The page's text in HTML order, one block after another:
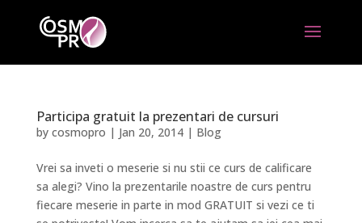
Participa gratuit la prezentari de cursuri
by cosmopro | Jan 20, 2014| Blog
Vrei sa inveti o meserie si nu stii ce curs de calificare
sa alegi? Vino la prezentarile noastre de curs pentru
fiecare meserie in parte in mod GRATUIT si vezi ce ti